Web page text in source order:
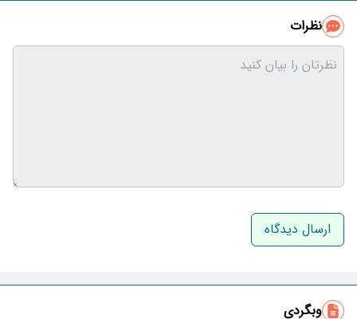
نظرات
نام و نام خانوادگی
وبگردی